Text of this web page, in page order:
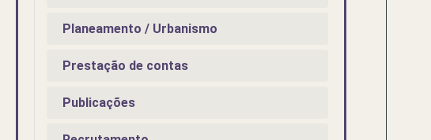
Planeamento / Urbanismo
Prestação de contas
Publicações